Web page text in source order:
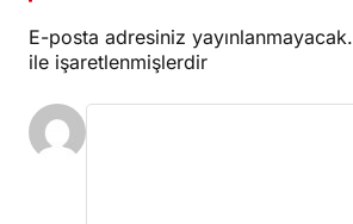
E-posta adresiniz yayınlanmayacak.
ile işaretlenmişlerdir